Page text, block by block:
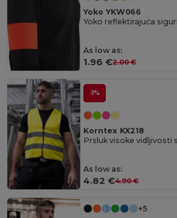
Yoko YKW066
As low as:
1.96 €2.00 €
-1%
Korntex KX218
As low as:
4.82 €4.90 €
+5